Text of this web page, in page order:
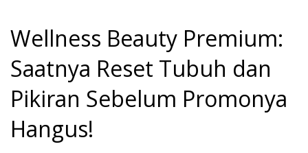
Wellness Beauty Premium:
Saatnya Reset Tubuh dan
Pikiran Sebelum Promonya
Hangus!